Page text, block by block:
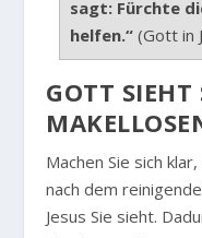
sagt: Fürchte
helfen.“(Gott in
GOTT SIEHT
Machen Sie sich
nach dem
Jesus Sie sieht.